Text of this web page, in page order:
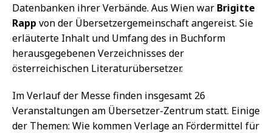
Datenbanken ihrer Verbände. Aus Wien war Brigitte
Rapp von der Übersetzergemeinschaft angereist. Sie
erläuterte Inhalt und Umfang des in Buchform
herausgegebenen Verzeichnisses der
österreichischen Literaturübersetzer.
Im Verlauf der Messe finden insgesamt 26
Veranstaltungen am Übersetzer-Zentrum statt. Einige
der Themen: Wie kommen Verlage an Fördermittel für